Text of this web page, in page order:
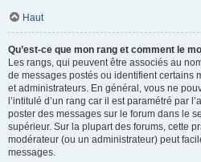
Haut
Qu’est-ce que mon rang et comment le
Les rangs, qui peuvent être associés au
de messages postés ou identifient certains
et administrateurs. En général, vous ne
l’intitulé d’un rang car il est paramétré par
poster des messages sur le forum dans le
supérieur. Sur la plupart des forums, cette
modérateur (ou un administrateur) peut
messages.